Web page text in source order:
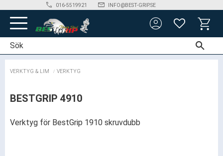
Meny
phone 016-5519921 mail_outline INFO@BEST-GRIP.SE
account_circle FAVORITER
VERKTYG & LIM VERKTYG
BESTGRIP 4910
Verktyg för BestGrip 1910 skruvdubb